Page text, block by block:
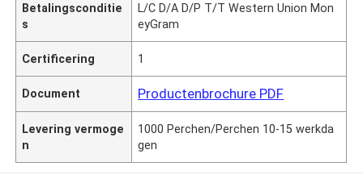
Betalingsconditie
s
L/C D/A D/P T/T Western Union Mon
eyGram
Certificering 1
Document Productenbrochure PDF
Levering vermoge
n
1000 Perchen/Perchen 10-15 werkda
gen